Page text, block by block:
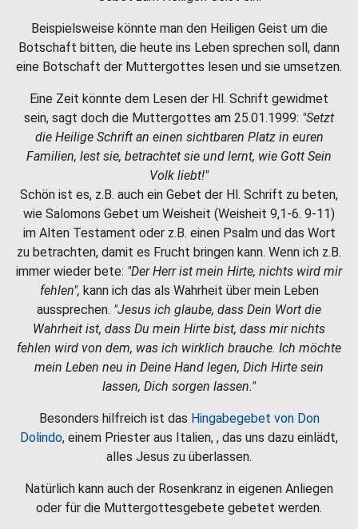
Beispielsweise könnte man den Heiligen Geist um die
Botschaft bitten, die heute ins Leben sprechen soll, dann
eine Botschaft der Muttergottes lesen und sie umsetzen.
Eine Zeit könnte dem Lesen der Hl. Schrift gewidmet
sein, sagt doch die Muttergottes am 25.01.1999: "Setzt
die Heilige Schrift an einen sichtbaren Platz in euren
Familien, lest sie, betrachtet sie und lernt, wie Gott Sein
Volk liebt!"
Schön ist es, z.B. auch ein Gebet der Hl. Schrift zu beten,
wie Salomons Gebet um Weisheit (Weisheit 9,1-6. 9-11)
im Alten Testament oder z.B. einen Psalm und das Wort
zu betrachten, damit es Frucht bringen kann. Wenn ich z.B.
immer wieder bete: "Der Herr ist mein Hirte, nichts wird mir
fehlen", kann ich das als Wahrheit über mein Leben
aussprechen. "Jesus ich glaube, dass Dein Wort die
Wahrheit ist, dass Du mein Hirte bist, dass mir nichts
fehlen wird von dem, was ich wirklich brauche. Ich möchte
mein Leben neu in Deine Hand legen, Dich Hirte sein
lassen, Dich sorgen lassen."
Besonders hilfreich ist das Hingabegebet von Don
Dolindo, einem Priester aus Italien, , das uns dazu einlädt,
alles Jesus zu überlassen.
Natürlich kann auch der Rosenkranz in eigenen Anliegen
oder für die Muttergottesgebete gebetet werden.